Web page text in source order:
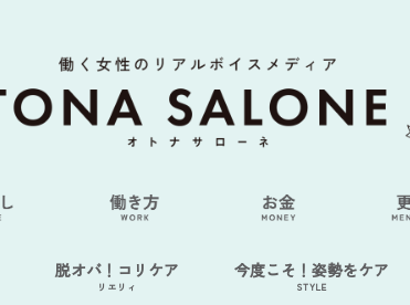
脱オバ！コリケア
リエリィ
今度こそ！姿勢をケア
STYLE